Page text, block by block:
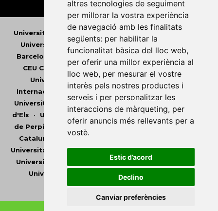
altres tecnologies de seguiment
per millorar la vostra experiència
de navegació amb les finalitats
següents: per habilitar la
funcionalitat bàsica del lloc web,
per oferir una millor experiència al
lloc web, per mesurar el vostre
interès pels nostres productes i
serveis i per personalitzar les
interaccions de màrqueting, per
oferir anuncis més rellevants per a
vostè.
Estic d’acord
Declino
Canviar preferències
Universitat Abat Oliba CEU • Universitat d'Alacant
Universitat d'Andorra
•Universitat Autònoma de
Barcelona
Universitat de Barcelona • Universitat
CEU Cardenal Herrera
Universitat de Girona
•
Universitat de les Illes Balears
•
Universitat
Internacional de Catalunya
• Universitat Jaume I
Universitat de Lleida
•
Universitat Miguel Hernández
d'Elx• Universitat Oberta de Catalunya •Universitat
de Perpinyà Via Domitia
•
Universitat Politècnica de
Catalunya
Universitat Politècnica de València
Universitat Pompeu Fabra•Universitat Ramon Llull
Universitat Rovira i Virgili
•Universitat de Sàsser
Universitat de València
•Universitat de Vic -
Universitat Central de Catalunya